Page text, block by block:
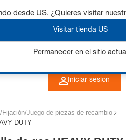
descuento - haz clic aquí para
más
Iniciar sesión
Fijación/Juego de piezas de recambio
DUTY
desde US. ¿Quieres visitar
Visitar tienda US
Permanecer en el sitio